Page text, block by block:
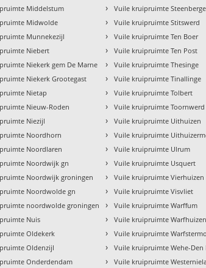
Middelstum
Midwolde
Munnekezijl
Niebert
Niekerk gem De Marne
Niekerk Grootegast
Nietap
Nieuw-Roden
Niezijl
Noordhorn
Noordlaren
Noordwijk gn
Noordwijk groningen
Noordwolde gn
noordwolde groningen
Nuis
Oldekerk
Oldenzijl
Onderdendam
› Vuile kruipruimte
› Vuile kruipruimte Stitswerd
› Vuile kruipruimte Ten Boer
› Vuile kruipruimte Ten Post
› Vuile kruipruimte Thesinge
› Vuile kruipruimte Tinallinge
› Vuile kruipruimte Tolbert
› Vuile kruipruimte Toornwerd
› Vuile kruipruimte Uithuizen
› Vuile kruipruimte
› Vuile kruipruimte Ulrum
› Vuile kruipruimte Usquert
› Vuile kruipruimte Vierhuizen
› Vuile kruipruimte Visvliet
› Vuile kruipruimte Warffum
› Vuile kruipruimte Warfhuizen
› Vuile kruipruimte
› Vuile kruipruimte Wehe-Den
› Vuile kruipruimte